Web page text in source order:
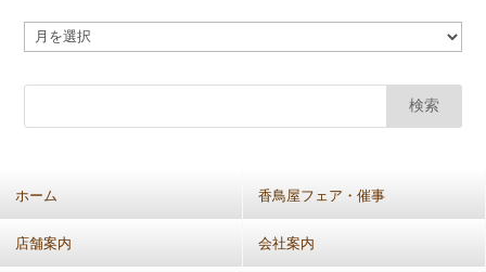
ア
カ
ー
イ
通：
月
別）
ホーム 香鳥屋フェア・催事
店舗案内 会社案内